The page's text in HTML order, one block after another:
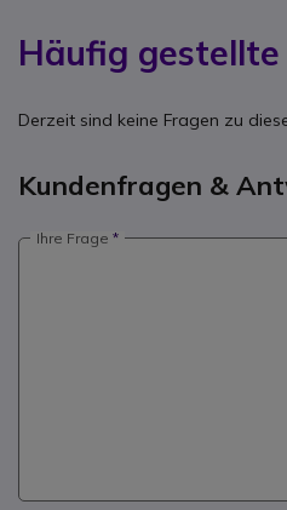
Häufig gestellte
Derzeit sind keine Fragen zu
Kundenfragen &
Ihre Frage